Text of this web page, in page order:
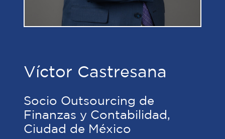
Víctor Castresana
Socio Outsourcing de
Finanzas y Contabilidad,
Ciudad de México